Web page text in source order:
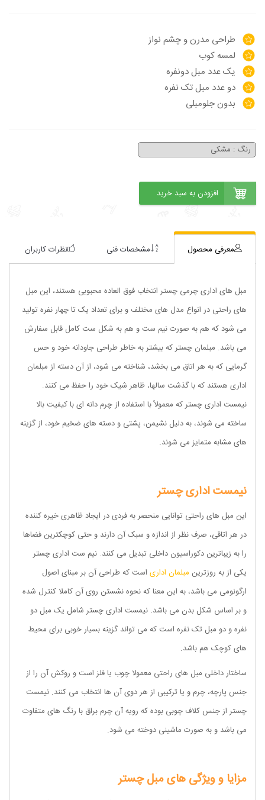
طراحی مدرن و چشم نواز
لمسه کوب
یک عدد مبل دونفره
دو عدد مبل تک نفره
بدون جلومبلی
معرفی محصول مشخصات فنی نظرات کاربران
مبل های اداری چرمی چستر انتخاب فوق العاده محبوبی هستند، این مبل
های راحتی در انواع مدل های مختلف و برای تعداد یک تا چهار نفره تولید
می شود که هم به صورت نیم ست و هم به شکل ست کامل قابل سفارش
می باشد. مبلمان چستر که بیشتر به خاطر طراحی جاودانه خود و حس
گرمایی که به هر اتاق می بخشد، شناخته می شود، از آن دسته از مبلمان
اداری هستند که با گذشت سالها، ظاهر شیک خود را حفظ می کنند.
نیمست اداری چستر که معمولاً با استفاده از چرم دانه ای با کیفیت بالا
ساخته می شوند، به دلیل نشیمن، پشتی و دسته های ضخیم خود، از گزینه
های مشابه متمایز می شوند.
نیمست اداری چستر
این مبل های راحتی توانایی منحصر به فردی در ایجاد ظاهری خیره کننده
در هر اتاقی، صرف نظر از اندازه و سبک آن دارند و حتی کوچکترین فضاها
را به زیباترین دکوراسیون داخلی تبدیل می کنند. نیم ست اداری چستر
یکی از به روزترین مبلمان اداری است که طراحی آن بر مبنای اصول
ارگونومی می باشد، به این معنا که نحوه نشستن روی آن کاملا کنترل شده
و بر اساس شکل بدن می باشد. نیمست اداری چستر شامل یک مبل دو
نفره و دو مبل تک نفره است که می تواند گزینه بسیار خوبی برای محیط
های کوچک هم باشد.
ساختار داخلی مبل های راحتی معمولا چوب یا فلز است و روکش آن‌ را از
جنس پارچه، چرم و یا ترکیبی از هر دوی آن‌ ها انتخاب می کنند. نیمست
چستر از جنس کلاف چوبی بوده که رویه آن چرم براق با رنگ های متفاوت
می باشد و به صورت ماشینی دوخته می شود.
مزایا و ویژگی های مبل چستر